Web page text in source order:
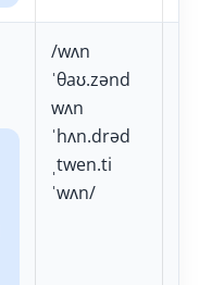
/wʌn
ˈθaʊ.zənd
wʌn
ˈhʌn.drəd
ˌtwen.ti
ˈwʌn/